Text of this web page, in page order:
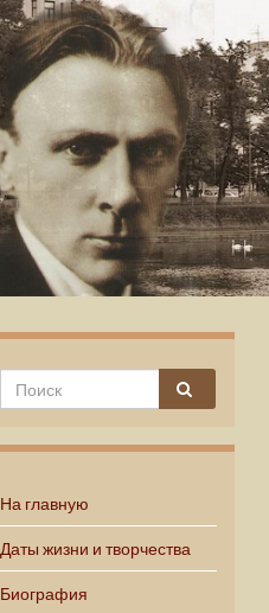
На главную
Даты жизни и творчества
Биография